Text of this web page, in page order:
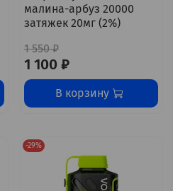
малина-арбуз 20000
затяжек 20мг (2%)
1 550 ₽
1 100 ₽
В корзину
-29%